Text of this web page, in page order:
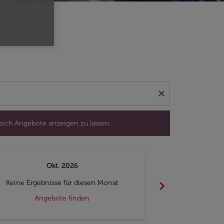
close
Angebote anzeigen zu lassen.
aus, um sich Angebote anzeigen zu lassen.
Okt. 2026
Keine Ergebnisse für diesen Monat
Angebote finden
chevron_right